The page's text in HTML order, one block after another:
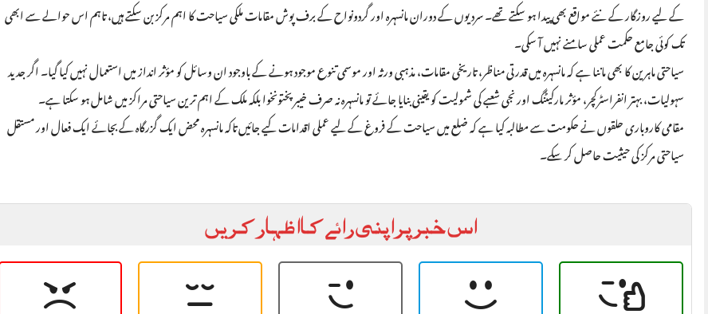
کے لیے روزگار کے نئے مواقع بھی پیدا ہو سکتے تھے۔ سردیوں کے دوران مانسہرہ اور گردونواح کے برف پوش مقامات ملکی سیاحت کا اہم مرکز بن سکتے ہیں، تاہم اس حوالے سے ابھی
تک کوئی جامع حکمت عملی سامنے نہیں آ سکی۔
سیاحتی ماہرین کا بھی ماننا ہے کہ مانسہرہ میں قدرتی مناظر، تاریخی مقامات، مذہبی ورثہ اور موسمی تنوع موجود ہونے کے باوجود ان وسائل کو مؤثر انداز میں استعمال نہیں کیا گیا۔ اگر جدید
سہولیات، بہتر انفراسٹرکچر، مؤثر مارکیٹنگ اور نجی شعبے کی شمولیت کو یقینی بنایا جائے تو مانسہرہ نہ صرف خیبر پختونخوا بلکہ ملک کے اہم ترین سیاحتی مراکز میں شامل ہو سکتا ہے۔
مقامی کاروباری حلقوں نے حکومت سے مطالبہ کیا ہے کہ ضلع میں سیاحت کے فروغ کے لیے عملی اقدامات کیے جائیں تاکہ مانسہرہ محض ایک گزرگاہ کے بجائے ایک فعال اور مستقل
سیاحتی مرکز کی حیثیت حاصل کر سکے۔
اس خبر پر اپنی رائے کا اظہار کریں